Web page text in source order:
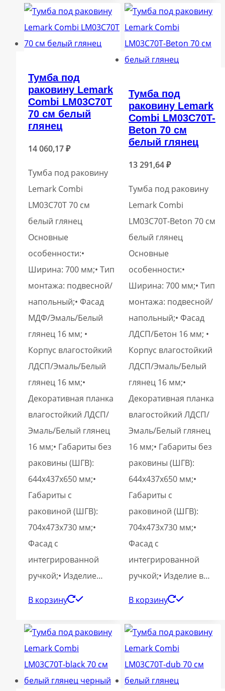
Тумба под
раковину Lemark
Combi LM03C70T
70 см белый
глянец
14 060,17₽
Тумба под раковину
Lemark Combi
LM03C70T 70 см
белый глянец
Основные
особенности:•
Ширина: 700 мм;• Тип
монтажа: подвесной/
напольный;• Фасад
МДФ/Эмаль/Белый
глянец 16 мм; •
Корпус влагостойкий
ЛДСП/Эмаль/Белый
глянец 16 мм;•
Декоративная планка
влагостойкий ЛДСП/
Эмаль/Белый глянец
16 мм;• Габариты без
раковины (ШГВ):
644х437х650 мм;•
Габариты с
раковиной (ШГВ):
704х473х730 мм;•
Фасад с
интегрированной
ручкой;• Изделие…
В корзину
Тумба под
раковину Lemark
Combi LM03C70T-
Beton 70 см
белый глянец
13 291,64₽
Тумба под раковину
Lemark Combi
LM03C70T-Beton 70 см
белый глянец
Основные
особенности:•
Ширина: 700 мм;• Тип
монтажа: подвесной/
напольный;• Фасад
ЛДСП/Бетон 16 мм; •
Корпус влагостойкий
ЛДСП/Эмаль/Белый
глянец 16 мм;•
Декоративная планка
влагостойкий ЛДСП/
Эмаль/Белый глянец
16 мм;• Габариты без
раковины (ШГВ):
644х437х650 мм;•
Габариты с
раковиной (ШГВ):
704х473х730 мм;•
Фасад с
интегрированной
ручкой;• Изделие в…
В корзину